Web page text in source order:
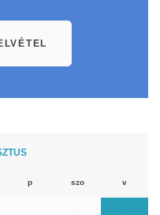
p szo v